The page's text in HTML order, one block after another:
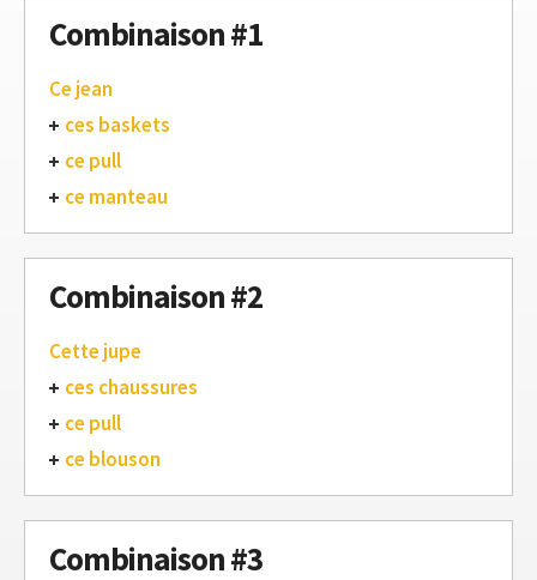
Combinaison #1
Ce jean
ces baskets
ce pull
ce manteau
Combinaison #2
Cette jupe
ces chaussures
ce pull
ce blouson
Combinaison #3